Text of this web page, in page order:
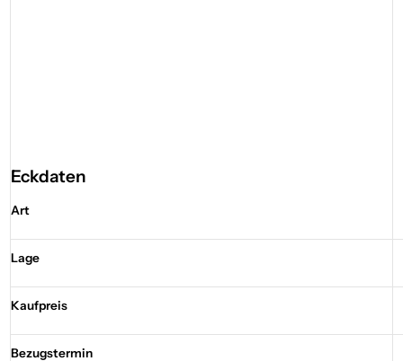
Eckdaten
Art
Lage
Kaufpreis
Bezugstermin